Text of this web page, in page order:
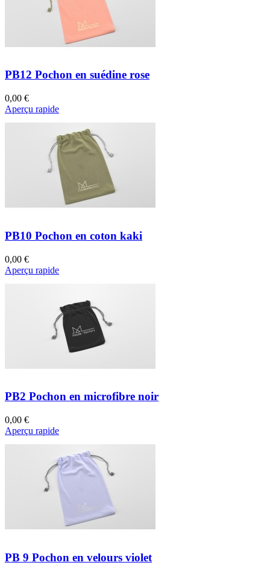
PB12 Pochon en suédine rose
0,00 €
Aperçu rapide
PB10 Pochon en coton kaki
0,00 €
Aperçu rapide
PB2 Pochon en microfibre noir
0,00 €
Aperçu rapide
PB 9 Pochon en velours violet